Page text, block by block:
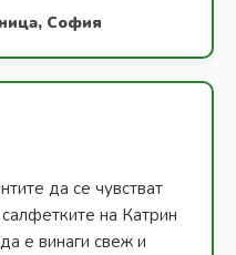
София
да се чувстват
на Катрин
е винаги свеж и